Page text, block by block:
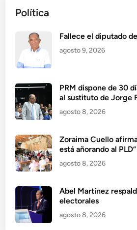
Política
Fallece el diputado
agosto 9, 2026
PRM dispone de 30
al sustituto de Jorge
agosto 8, 2026
Zoraima Cuello
está añorando al PLD”
agosto 8, 2026
Abel Martínez
electorales
agosto 8, 2026